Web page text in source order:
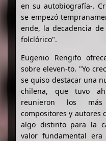
en su autobiografía-.
se empezó
ende, la decadencia
folclórico".
Eugenio Rengifo
sobre eleven-to. "Yo
se quiso destacar una
chilena, que tuvo
reunieron los más
compositores y autores
algo distinto para la
valor fundamental